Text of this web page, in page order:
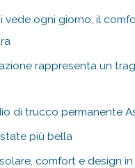
vede ogni giorno, il
rappresenta un
di trucco permanente
più bella
comfort e design in